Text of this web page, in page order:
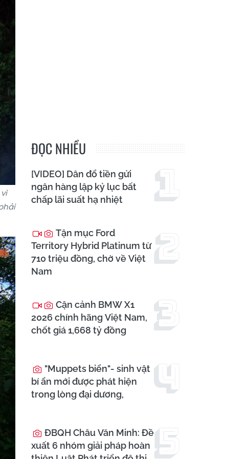
ĐỌC NHIỀU
[VIDEO] Dân đổ tiền gửi
ngân hàng lập kỷ lục bất
chấp lãi suất hạ nhiệt
Tận mục Ford
Territory Hybrid Platinum từ
710 triệu đồng, chờ về Việt
Nam
Cận cảnh BMW X1
2026 chính hãng Việt Nam,
chốt giá 1,668 tỷ đồng
"Muppets biển"- sinh vật
bí ẩn mới được phát hiện
trong lòng đại dương,
ĐBQH Châu Văn Minh: Đề
xuất 6 nhóm giải pháp hoàn